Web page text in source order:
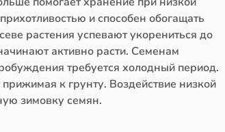
и способен обогащать
растения успевают укорениться до
активно расти. Семенам
требуется холодный период.
к грунту. Воздействие низкой
зимовку семян.